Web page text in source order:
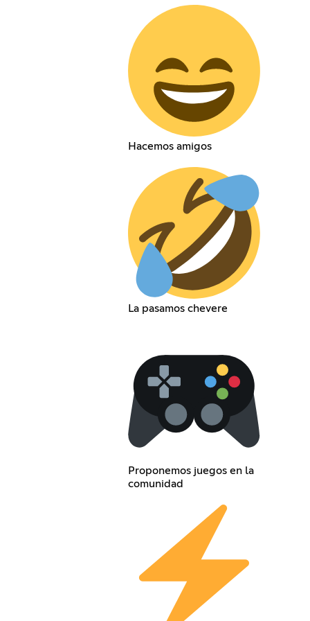
Hacemos amigos
La pasamos chevere
Proponemos juegos en la
comunidad